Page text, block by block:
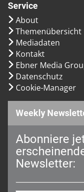
Service
About
Themenübersicht
Mediadaten
Kontakt
Ebner Media
Datenschutz
Cookie-Manager
Weekly
Abonniere
Newsletter: